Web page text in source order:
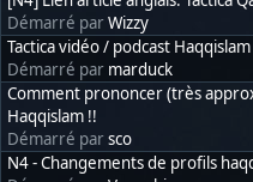
Démarré parWizzy
Tactica vidéo / podcast Haqqislam
Démarré par marduck
Comment prononcer (très
Haqqislam !!
Démarré parsco
N4 - Changements de profils